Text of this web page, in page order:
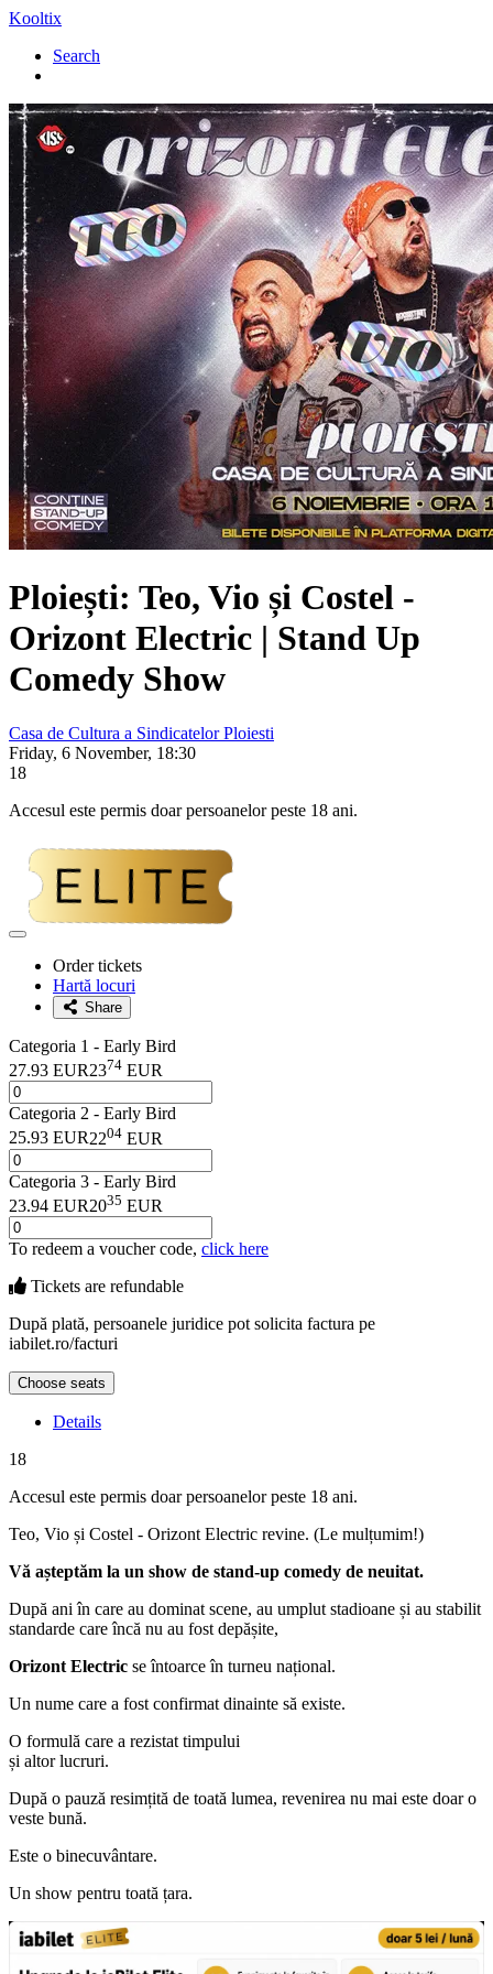
Kooltix
Search
Ploiești: Teo, Vio și Costel -
Orizont Electric | Stand Up
Comedy Show
Casa de Cultura a Sindicatelor Ploiesti
Friday, 6 November, 18:30
18
Accesul este permis doar persoanelor peste 18 ani.
Adaugă
favoriteOrder tickets
Hartă locuri
Share
Categoria 1 - Early Bird
27.93 EUR2374 EUR
Categoria 2 - Early Bird
25.93 EUR2204 EUR
Categoria 3 - Early Bird
23.94 EUR2035 EUR
To redeem a voucher code, click here
Tickets are refundable
După plată, persoanele juridice pot solicita factura pe
iabilet.ro/facturi
Choose seats
Details
18
Accesul este permis doar persoanelor peste 18 ani.
Teo, Vio și Costel - Orizont Electric revine. (Le mulțumim!)
Vă așteptăm la un show de stand-up comedy de neuitat.
După ani în care au dominat scene, au umplut stadioane și au stabilit
standarde care încă nu au fost depășite,
Orizont Electric se întoarce în turneu național.
Un nume care a fost confirmat dinainte să existe.
O formulă care a rezistat timpului
și altor lucruri.
După o pauză resimțită de toată lumea, revenirea nu mai este doar o
veste bună.
Este o binecuvântare.
Un show pentru toată țara.